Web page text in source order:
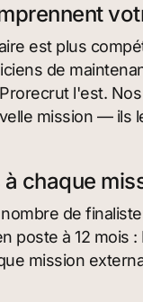
est plus
de
l'est.
mission — ils
chaque
de
poste à 12 mois
mission